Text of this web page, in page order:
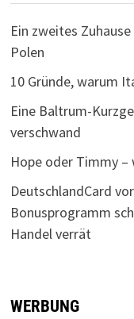
Ein zweites
Polen
10 Gründe, warum
Eine Baltrum-
verschwand
Hope oder Timmy
DeutschlandCard
Bonusprogramm
Handel verrät
WERBUNG